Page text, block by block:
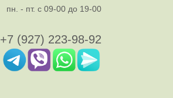
пн. - пт. с 09-00 до 19-00
+7 (927) 223-98-92